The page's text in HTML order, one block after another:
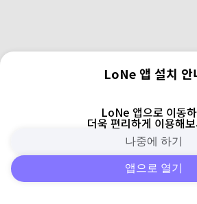
피드 주변 검색
LoNe 앱 설치 안
LoNe 앱으로 이동
더욱 편리하게 이용해
나중에 하기
앱으로 열기